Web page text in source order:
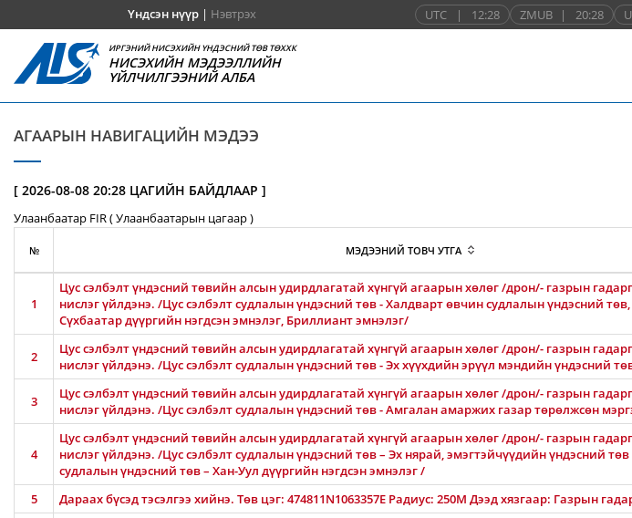
Үндсэн нүүр| Нэвтрэх UTC | 12:28 ZMUB | 20:28
ИРГЭНИЙ НИСЭХИЙН ҮНДЭСНИЙ ТӨВ ТӨХХК
НИСЭХИЙН МЭДЭЭЛЛИЙН
ҮЙЛЧИЛГЭЭНИЙ АЛБА
АГААРЫН НАВИГАЦИЙН МЭДЭЭ
[ 2026-08-08 20:28 ЦАГИЙН БАЙДЛААР ]
Улаанбаатар FIR ( Улаанбаатарын цагаар )
№ МЭДЭЭНИЙ ТОВЧ УТГА
1
Цус сэлбэлт үндэсний төвийн алсын удирдлагатай хүнгүй агаарын хөлөг /дрон/- газрын
нислэг үйлдэнэ. /Цус сэлбэлт судлалын үндэсний төв - Халдварт өвчин судлалын үндэсний
Сүхбаатар дүүргийн нэгдсэн эмнэлэг, Бриллиант эмнэлэг/
2
Цус сэлбэлт үндэсний төвийн алсын удирдлагатай хүнгүй агаарын хөлөг /дрон/- газрын
нислэг үйлдэнэ. /Цус сэлбэлт судлалын үндэсний төв - Эх хүүхдийн эрүүл мэндийн үндэсний
3
Цус сэлбэлт үндэсний төвийн алсын удирдлагатай хүнгүй агаарын хөлөг /дрон/- газрын
нислэг үйлдэнэ. /Цус сэлбэлт судлалын үндэсний төв - Амгалан амаржих газар төрөлжсөн
4
Цус сэлбэлт үндэсний төвийн алсын удирдлагатай хүнгүй агаарын хөлөг /дрон/- газрын
нислэг үйлдэнэ. /Цус сэлбэлт судлалын үндэсний төв – Эх нярай, эмэгтэйчүүдийн үндэсний төв
судлалын үндэсний төв – Хан-Уул дүүргийн нэгдсэн эмнэлэг /
5 Дараах бүсэд тэсэлгээ хийнэ. Төв цэг: 474811N1063357E Радиус: 250М Дээд хязгаар: Газрын